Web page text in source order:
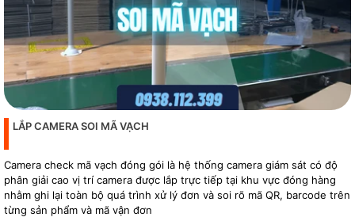
LẮP CAMERA SOI MÃ VẠCH
Camera check mã vạch đóng gói là hệ thống camera giám sát có độ
phân giải cao vị trí camera được lắp trực tiếp tại khu vực đóng hàng
nhằm ghi lại toàn bộ quá trình xử lý đơn và soi rõ mã QR, barcode trên
từng sản phẩm và mã vận đơn